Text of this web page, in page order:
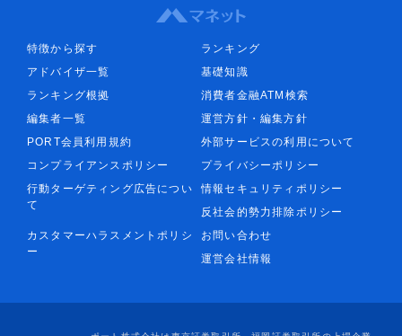
特徴から探す
ランキング
アドバイザ一覧
基礎知識
ランキング根拠
消費者金融ATM検索
編集者一覧
運営方針・編集方針
PORT会員利用規約
外部サービスの利用について
コンプライアンスポリシー
プライバシーポリシー
行動ターゲティング広告につい
て
情報セキュリティポリシー
反社会的勢力排除ポリシー
カスタマーハラスメントポリシ
ー
お問い合わせ
運営会社情報